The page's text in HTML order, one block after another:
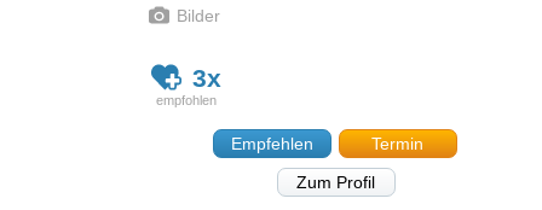
Bilder
3x
Empfehlen
Termin
Zum Profil